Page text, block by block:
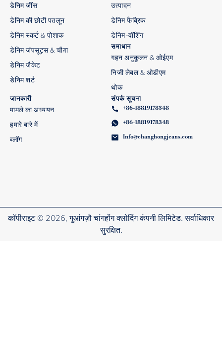
डेनिम जींस
डेनिम की छोटी पतलून
डेनिम स्कर्ट & पोशाक
डेनिम जंपसूट्स & चौग़ा
डेनिम जैकेट
डेनिम शर्ट
उत्पादन
डेनिम फैब्रिक
डेनिम-वॉशिंग
समाधान
गहन अनुकूलन & ओईएम
निजी लेबल & ओडीएम
थोक
जानकारी
मामले का अध्ययन
हमारे बारे में
ब्लॉग
संपर्क सूचना
+86-18819178348
+86-18819178348
Info@changhongjeans.com
कॉपीराइट © 2026, गुआंगज़ौ चांगहोंग क्लोदिंग कंपनी लिमिटेड. सर्वाधिकार
सुरक्षित.